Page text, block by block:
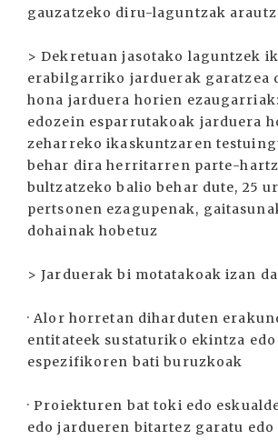
gauzatzeko diru-laguntzak
> Dekretuan jasotako laguntzek
erabilgarriko jarduerak garatzea
hona jarduera horien
edozein esparrutakoak jarduera
zeharreko ikaskuntzaren
behar dira herritarren parte-
bultzatzeko balio behar dute, 25
pertsonen ezagupenak,
dohainak hobetuz
> Jarduerak bi motatakoak izan
· Alor horretan diharduten
entitateek sustaturiko ekintza
espezifikoren bati buruzkoak
· Proiekturen bat toki edo
edo jardueren bitartez garatu edo